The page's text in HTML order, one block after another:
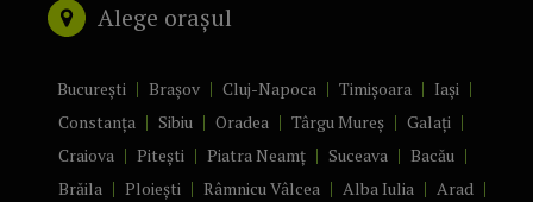
Alege orașul
București Brașov Cluj-Napoca Timișoara
Iași
Constanța
Sibiu Oradea Târgu Mureș
Galați
Craiova
Pitești Piatra Neamț Suceava
Bacău
Brăila
Ploiești Râmnicu Vâlcea Alba Iulia
Arad